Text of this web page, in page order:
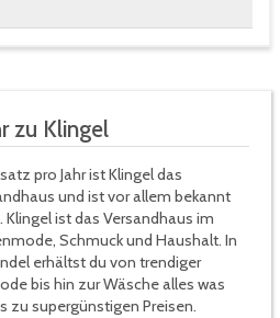
zu Klingel
pro Jahr ist Klingel das
und ist vor allem bekannt
ist das Versandhaus im
Schmuck und Haushalt. In
erhältst du von trendiger
bis hin zur Wäsche alles was
zu supergünstigen Preisen.